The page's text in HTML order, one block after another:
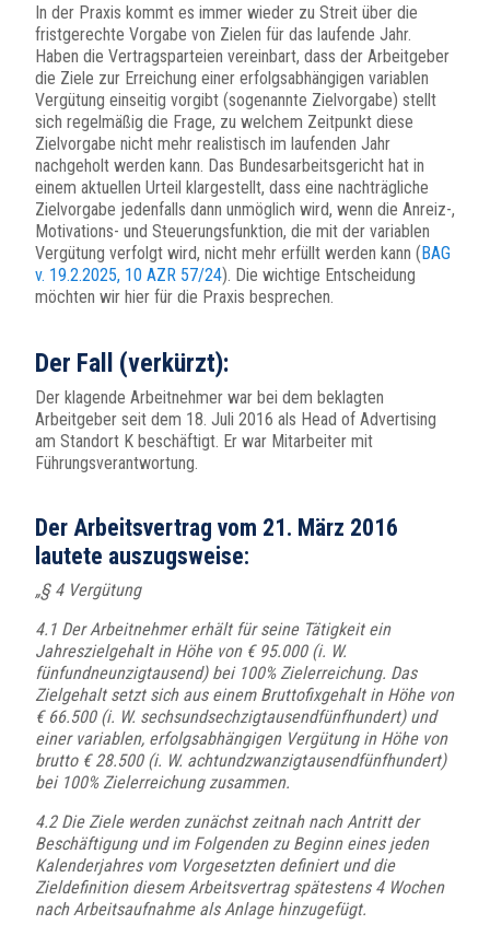
In der Praxis kommt es immer wieder zu Streit über die
fristgerechte Vorgabe von Zielen für das laufende Jahr.
Haben die Vertragsparteien vereinbart, dass der Arbeitgeber
die Ziele zur Erreichung einer erfolgsabhängigen variablen
Vergütung einseitig vorgibt (sogenannte Zielvorgabe) stellt
sich regelmäßig die Frage, zu welchem Zeitpunkt diese
Zielvorgabe nicht mehr realistisch im laufenden Jahr
nachgeholt werden kann. Das Bundesarbeitsgericht hat in
einem aktuellen Urteil klargestellt, dass eine nachträgliche
Zielvorgabe jedenfalls dann unmöglich wird, wenn die Anreiz-,
Motivations- und Steuerungsfunktion, die mit der variablen
Vergütung verfolgt wird, nicht mehr erfüllt werden kann (BAG
v. 19.2.2025, 10 AZR 57/24). Die wichtige Entscheidung
möchten wir hier für die Praxis besprechen.
Der Fall (verkürzt):
Der klagende Arbeitnehmer war bei dem beklagten
Arbeitgeber seit dem 18. Juli 2016 als Head of Advertising
am Standort K beschäftigt. Er war Mitarbeiter mit
Führungsverantwortung.
Der Arbeitsvertrag vom 21. März 2016
lautete auszugsweise:
„§ 4 Vergütung
4.1 Der Arbeitnehmer erhält für seine Tätigkeit ein
Jahreszielgehalt in Höhe von € 95.000 (i. W.
fünfundneunzigtausend) bei 100% Zielerreichung. Das
Zielgehalt setzt sich aus einem Bruttofixgehalt in Höhe von
€ 66.500 (i. W. sechsundsechzigtausendfünfhundert) und
einer variablen, erfolgsabhängigen Vergütung in Höhe von
brutto € 28.500 (i. W. achtundzwanzigtausendfünfhundert)
bei 100% Zielerreichung zusammen.
4.2 Die Ziele werden zunächst zeitnah nach Antritt der
Beschäftigung und im Folgenden zu Beginn eines jeden
Kalenderjahres vom Vorgesetzten definiert und die
Zieldefinition diesem Arbeitsvertrag spätestens 4 Wochen
nach Arbeitsaufnahme als Anlage hinzugefügt.